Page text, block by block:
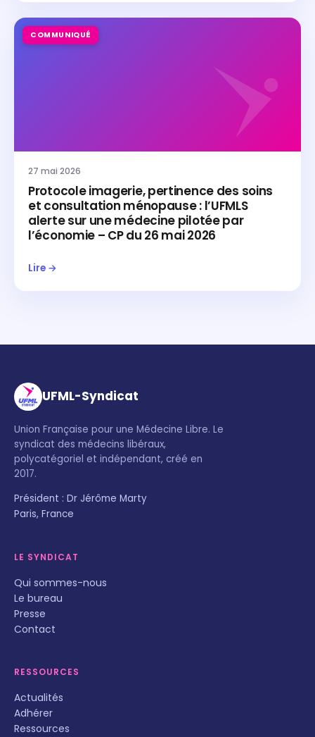
COMMUNIQUÉ
27 mai 2026
Protocole imagerie, pertinence des soins
et consultation ménopause : l’UFMLS
alerte sur une médecine pilotée par
l’économie – CP du 26 mai 2026
Lire →
UFML-Syndicat
Union Française pour une Médecine Libre. Le
syndicat des médecins libéraux,
polycatégoriel et indépendant, créé en
2017.
Président : Dr Jérôme Marty
Paris, France
LE SYNDICAT
Qui sommes-nous
Le bureau
Presse
Contact
RESSOURCES
Actualités
Adhérer
Ressources